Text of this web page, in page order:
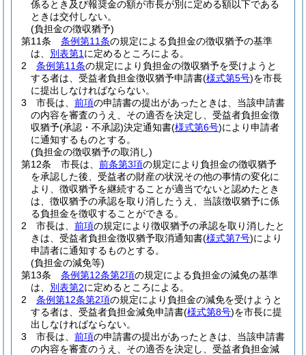
係るとき及び報奨金の額が市長が別に定める額以下である
ときは交付しない。
(負担金の徴収猶予)
第11条
条例第11条の規定による負担金の徴収猶予の基準
は、 別表第1 に定めるところによる。
2
条例第11条の規定により負担金の徴収猶予を受けようと
する者は、受益者負担金徴収猶予申請書(様式第5号)を市長
に提出しなければならない。
3
市長は、 前項の申請書の提出があったときは、当該申請書
の内容を審査のうえ、その適否を決定し、受益者負担金徴
収猶予(承認・不承認)決定通知書(様式第6号)により申請者
に通知するものとする。
(負担金の徴収猶予の取消し)
第12条
市長は、 前条第3項の規定により負担金の徴収猶予
を承認した後、受益者の財産の状況その他の事情の変化に
より、徴収猶予を継続することが適当でないと認めたとき
は、徴収猶予の承認を取り消したうえ、当該徴収猶予に係
る負担金を徴収することができる。
2
市長は、 前項の規定により徴収猶予の承認を取り消したと
きは、受益者負担金徴収猶予取消通知書(様式第7号)により
申請者に通知するものとする。
(負担金の減免等)
第13条
条例第12条第2項の規定による負担金の減免の基準
は、 別表第2に定めるところによる。
2
条例第12条第2項の規定により負担金の減免を受けようと
する者は、受益者負担金減免申請書(様式第8号)を市長に提
出しなければならない。
3
市長は、 前項の申請書の提出があったときは、当該申請書
の内容を審査のうえ、その適否を決定し、受益者負担金減